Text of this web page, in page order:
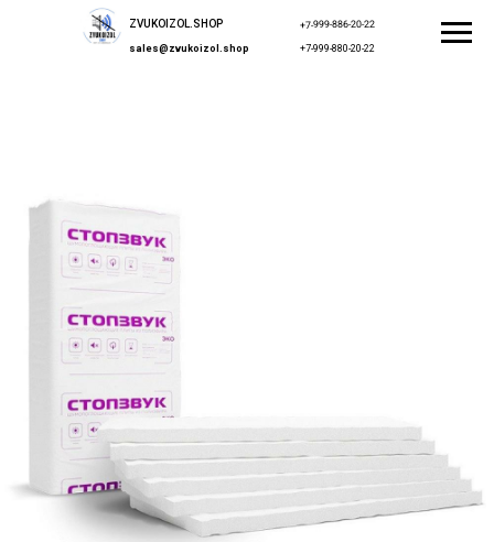
+7-999-880-20-22
+7-999-886-20-22
sales@zvukoizol.shop
ZVUKOIZOL.SHOP